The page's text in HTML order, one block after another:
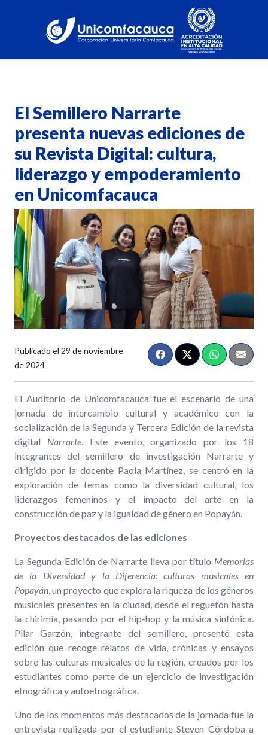
El Semillero Narrarte
presenta nuevas ediciones de
su Revista Digital: cultura,
liderazgo y empoderamiento
en Unicomfacauca
Publicado el 29 de noviembre
de 2024
El Auditorio de Unicomfacauca fue el escenario de una
jornada de intercambio cultural y académico con la
socialización de la Segunda y Tercera Edición de la revista
digital Narrarte. Este evento, organizado por los 18
integrantes del semillero de investigación Narrarte y
dirigido por la docente Paola Martínez, se centró en la
exploración de temas como la diversidad cultural, los
liderazgos femeninos y el impacto del arte en la
construcción de paz y la igualdad de género en Popayán.
Proyectos destacados de las ediciones
La Segunda Edición de Narrarte lleva por título Memorias
de la Diversidad y la Diferencia: culturas musicales en
Popayán , un proyecto que explora la riqueza de los géneros
musicales presentes en la ciudad, desde el reguetón hasta
la chirimía, pasando por el hip-hop y la música sinfónica.
Pilar Garzón, integrante del semillero, presentó esta
edición que recoge relatos de vida, crónicas y ensayos
sobre las culturas musicales de la región, creados por los
estudiantes como parte de un ejercicio de investigación
etnográfica y autoetnográfica.
Uno de los momentos más destacados de la jornada fue la
entrevista realizada por el estudiante Steven Córdoba a